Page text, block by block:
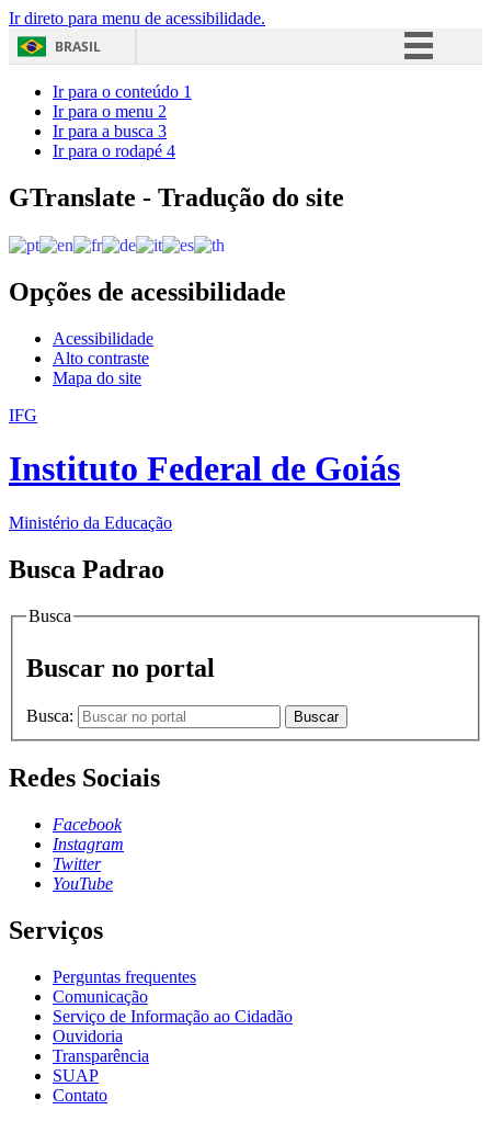
Ir direto para menu de acessibilidade.
BRASIL
Acesso à informação
Ir para o conteúdo 1
Ir para o menu 2
Ir para a busca 3
Ir para o rodapé 4
GTranslate - Tradução do site
Opções de acessibilidade
Acessibilidade
Alto contraste
Mapa do site
IFG
Instituto Federal de Goiás
Ministério da Educação
Busca Padrao
Busca
Buscar no portal
Busca: Buscar
Redes Sociais
Facebook
Instagram
Twitter
YouTube
Serviços
Perguntas frequentes
Comunicação
Serviço de Informação ao Cidadão
Ouvidoria
Transparência
SUAP
Contato